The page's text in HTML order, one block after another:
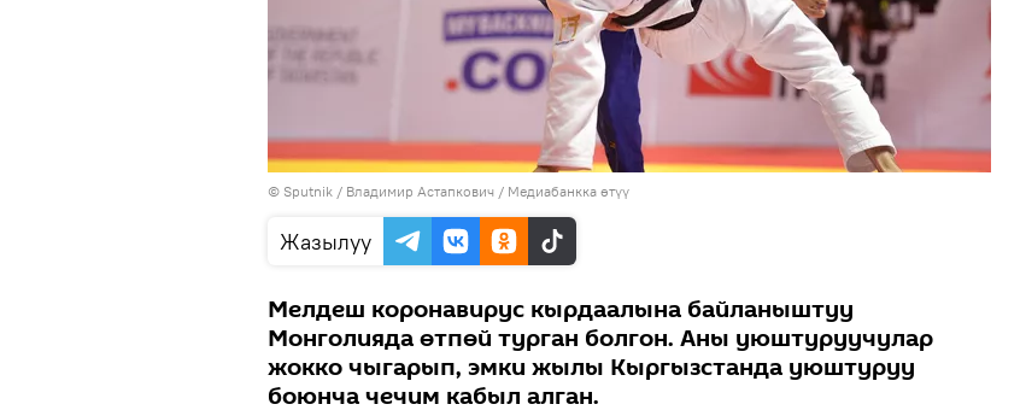
© Sputnik / Владимир Астапкович / Медиабанкка өтүү
Жазылуу
Мелдеш коронавирус кырдаалына байланыштуу
Монголияда өтпөй турган болгон. Аны уюштуруучулар
жокко чыгарып, эмки жылы Кыргызстанда уюштуруу
боюнча чечим кабыл алган.